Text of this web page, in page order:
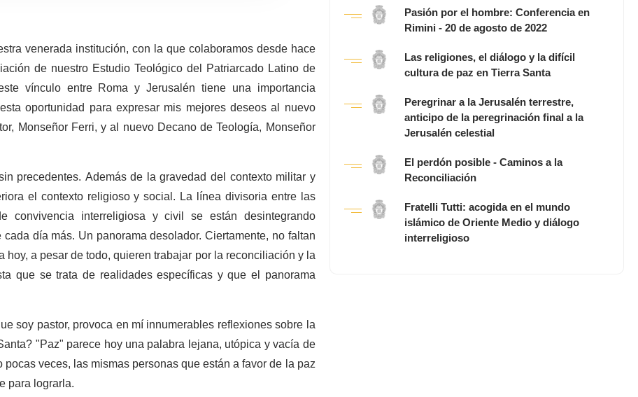
venerada institución, con la que colaboramos desde hace
de nuestro Estudio Teológico del Patriarcado Latino de
vínculo entre Roma y Jerusalén tiene una importancia
oportunidad para expresar mis mejores deseos al nuevo
Monseñor Ferri, y al nuevo Decano de Teología, Monseñor
precedentes. Además de la gravedad del contexto militar y
el contexto religioso y social. La línea divisoria entre las
convivencia interreligiosa y civil se están desintegrando
día más. Un panorama desolador. Ciertamente, no faltan
a pesar de todo, quieren trabajar por la reconciliación y la
que se trata de realidades específicas y que el panorama
soy pastor, provoca en mí innumerables reflexiones sobre la
"Paz" parece hoy una palabra lejana, utópica y vacía de
veces, las mismas personas que están a favor de la paz
para lograrla.
Pasión por el hombre: Conferencia en
Rimini - 20 de agosto de 2022
Las religiones, el diálogo y la difícil
cultura de paz en Tierra Santa
Peregrinar a la Jerusalén terrestre,
anticipo de la peregrinación final a la
Jerusalén celestial
El perdón posible - Caminos a la
Reconciliación
Fratelli Tutti: acogida en el mundo
islámico de Oriente Medio y diálogo
interreligioso